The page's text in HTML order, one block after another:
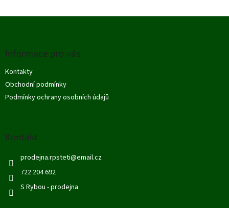
Informace pro vás
Kontakty
Obchodní podmínky
Podmínky ochrany osobních údajů
Kontakt
prodejna.rpsteti@email.cz
722 204 692
S Rybou - prodejna